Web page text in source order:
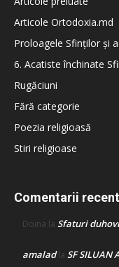
Articole Ortodoxia.md
Proloagele Sfinților și
6. Acatiste închinate
Rugăciuni
Fără categorie
Poezia religioasă
Stiri religioase
Comentarii
Doina la Sfaturi
amaladla SF SILUAN